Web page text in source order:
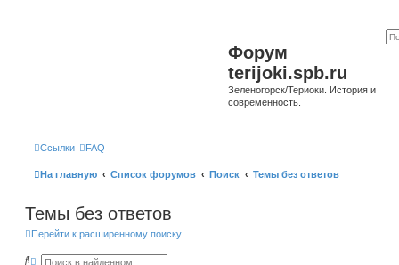
Форум
terijoki.spb.ru
Зеленогорск/Териоки. История и
современность.
Ссылки FAQ
На главную Список форумов Поиск Темы без ответов
Темы без ответов
Перейти к расширенному поиску
П Р